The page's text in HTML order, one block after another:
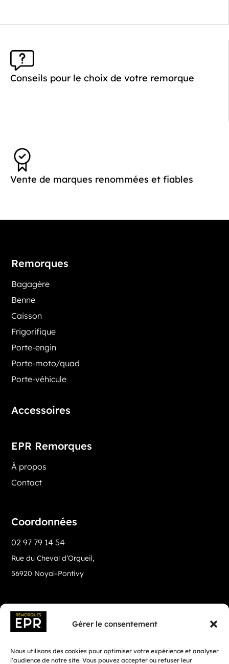
Gérer le consentement
Nous utilisons des cookies pour optimiser votre expérience et analyser
l’audience de notre site. Vous pouvez accepter ou refuser leur
Conseils pour le choix de votre remorque
Vente de marques renommées et fiables
Remorques
Bagagère
Benne
Caisson
Frigorifique
Porte-engin
Porte-moto/quad
Porte-véhicule
Accessoires
EPR Remorques
À propos
Contact
Coordonnées
02 97 79 14 54
Rue du Cheval d’Orgueil,
56920 Noyal-Pontivy